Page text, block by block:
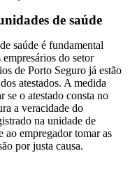
de saúde
saúde é fundamental
do setor
de Porto Seguro já estão
atestados. A medida
se o atestado consta no
a veracidade do
na unidade de
ao empregador tomar as
por justa causa.